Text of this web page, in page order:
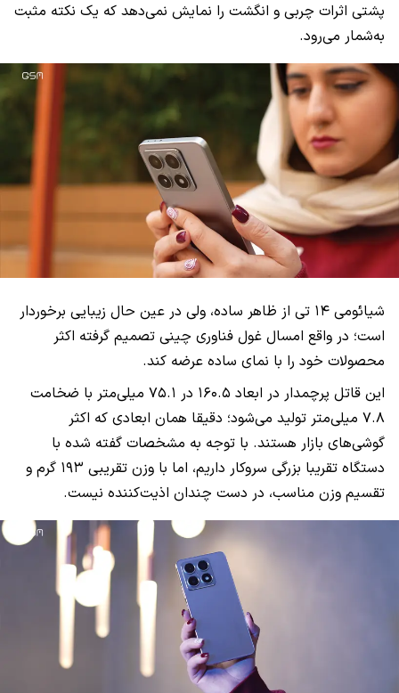
پشتی اثرات چربی و انگشت را نمایش نمی‌دهد که یک نکته مثبت
به‌شمار می‌رود.
شیائومی ۱۴ تی از ظاهر ساده، ولی در عین حال زیبایی برخوردار
است؛ در واقع امسال غول فناوری چینی تصمیم گرفته اکثر
محصولات خود را با نمای ساده عرضه کند.
این قاتل پرچمدار در ابعاد ۱۶۰.۵ در ۷۵.۱ میلی‌متر با ضخامت
۷.۸ میلی‌متر تولید می‌شود؛ دقیقا همان ابعادی که اکثر
گوشی‌های بازار هستند. با توجه به مشخصات گفته شده با
دستگاه تقریبا بزرگی سروکار داریم، اما با وزن تقریبی ۱۹۳ گرم و
تقسیم وزن مناسب، در دست چندان اذیت‌کننده نیست.